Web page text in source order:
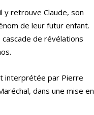
y retrouve Claude, son
de leur futur enfant.
de révélations
interprétée par Pierre
dans une mise en